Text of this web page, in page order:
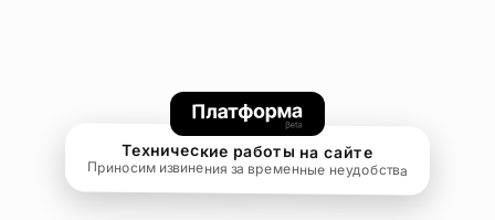
Технические работы на сайте
Приносим извинения за временные неудобства